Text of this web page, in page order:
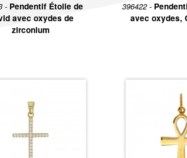
- Pendentif Étoile de
avec oxydes de
zirconium
396422 -
avec oxydes,